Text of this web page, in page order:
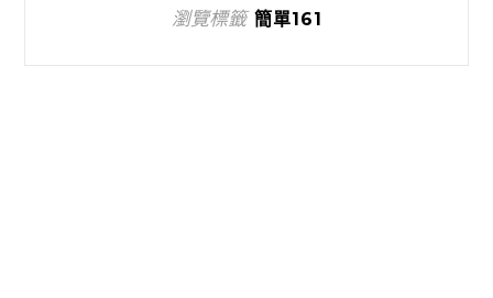
瀏覽標籤 簡單161